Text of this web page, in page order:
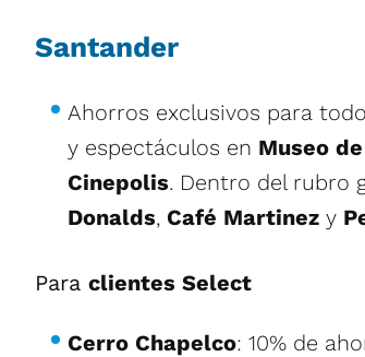
Santander
Ahorros exclusivos para
y espectáculos en Museo
Cinepolis. Dentro del rubro
Donalds, Café Martinez y
Para clientes Select
Cerro Chapelco: 10% de